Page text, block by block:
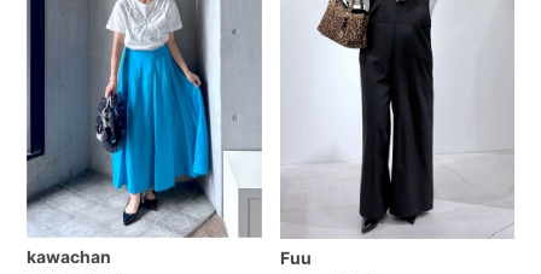
kawachan Fuu